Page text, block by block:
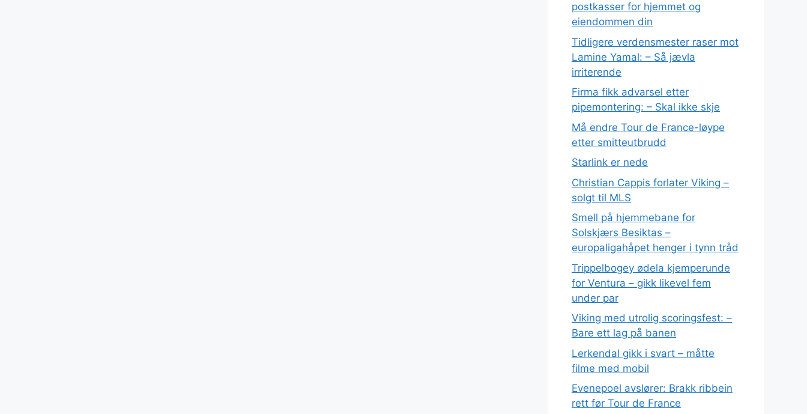
postkasser for hjemmet og
eiendommen din
Tidligere verdensmester raser mot
Lamine Yamal: – Så jævla
irriterende
Firma fikk advarsel etter
pipemontering: – Skal ikke skje
Må endre Tour de France-løype
etter smitteutbrudd
Starlink er nede
Christian Cappis forlater Viking –
solgt til MLS
Smell på hjemmebane for
Solskjærs Besiktas –
europaligahåpet henger i tynn tråd
Trippelbogey ødela kjemperunde
for Ventura – gikk likevel fem
under par
Viking med utrolig scoringsfest: –
Bare ett lag på banen
Lerkendal gikk i svart – måtte
filme med mobil
Evenepoel avslører: Brakk ribbein
rett før Tour de France